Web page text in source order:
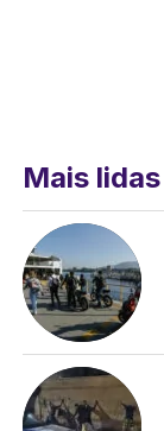
Mais lidas